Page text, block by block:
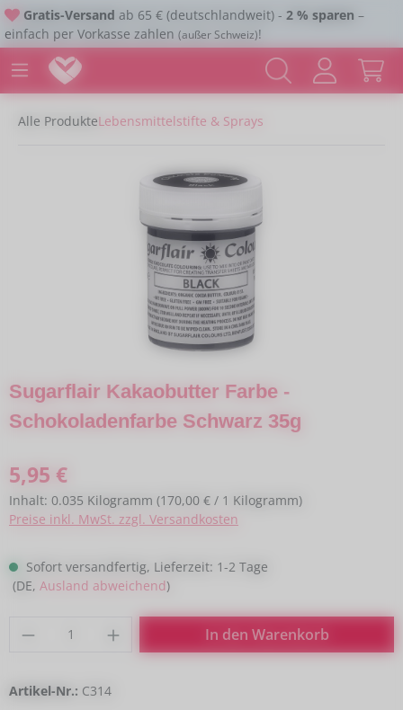
Zum Hauptinhalt springen
Gratis-Versand ab 65 € (deutschlandweit) - 2 % sparen –
einfach per Vorkasse zahlen (außer Schweiz)!
Alle ProdukteLebensmittelstifte & Sprays
Bildergalerie überspringen
Sugarflair Kakaobutter Farbe -
Schokoladenfarbe Schwarz 35g
Regulärer Preis:
5,95 €
Inhalt: 0.035 Kilogramm (170,00 € / 1 Kilogramm)
Preise inkl. MwSt. zzgl. Versandkosten
Sofort versandfertig, Lieferzeit: 1-2 Tage
(DE, Ausland abweichend)
Produkt Anzahl: Gib den gewünschten
In den Warenkorb
Artikel-Nr.: C314